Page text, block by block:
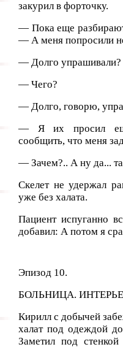
закурил в форточку.
— Пока еще
— А меня попросили
— Долго упрашивали?
— Чего?
— Долго, говорю,
— Я их просил еще
сообщить, что меня
— Зачем?.. А ну да...
Скелет не удержал
уже без халата.
Пациент испуганно
добавил: А потом я
Эпизод 10.
БОЛЬНИЦА.
Кирилл с добычей
халат под одеждой
Заметил под